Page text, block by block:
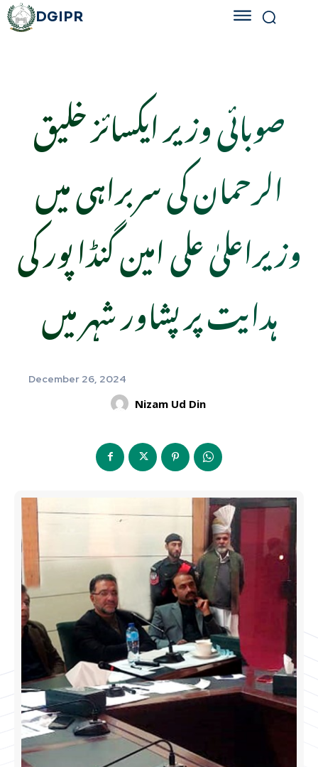
DGIPR
صوبائی وزیر ایکسائز خلیق
الرحمان کی سربراہی میں
وزیراعلیٰ علی امین گنڈا پور کی
ہدایت پر پشاور شہر میں
December 26, 2024
Nizam Ud Din